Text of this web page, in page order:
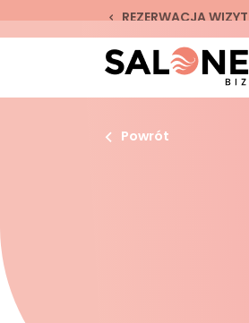
REZERWACJA WIZYT
Powrót